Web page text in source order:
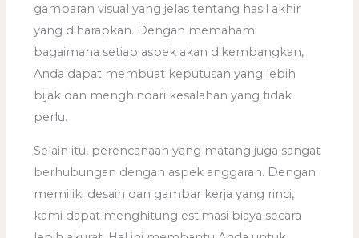
gambaran visual yang jelas tentang hasil akhir
yang diharapkan. Dengan memahami
bagaimana setiap aspek akan dikembangkan,
Anda dapat membuat keputusan yang lebih
bijak dan menghindari kesalahan yang tidak
perlu.
Selain itu, perencanaan yang matang juga sangat
berhubungan dengan aspek anggaran. Dengan
memiliki desain dan gambar kerja yang rinci,
kami dapat menghitung estimasi biaya secara